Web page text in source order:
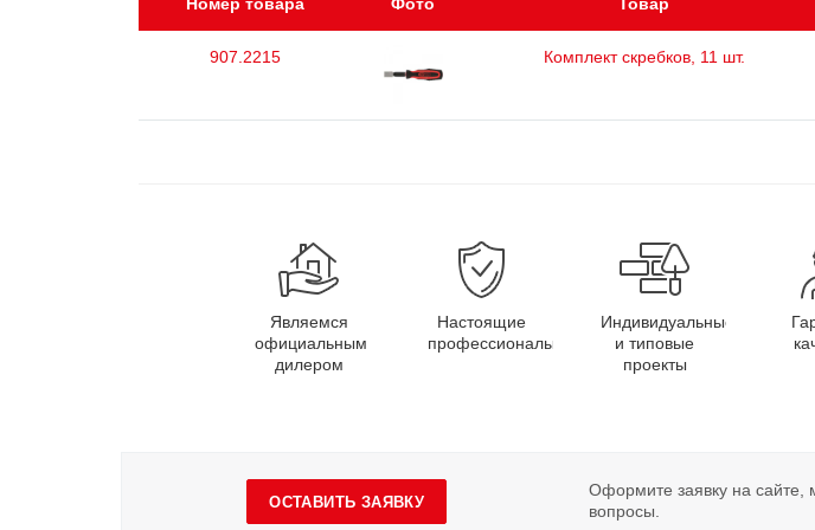
Номер товара Фото Товар
907.2215 Комплект скребков, 11 шт.
Являемся
официальным
дилером
Настоящие
профессионалы
Индивидуальные
и типовые
проекты
ОСТАВИТЬ ЗАЯВКУ
Оформите заявку на
вопросы.